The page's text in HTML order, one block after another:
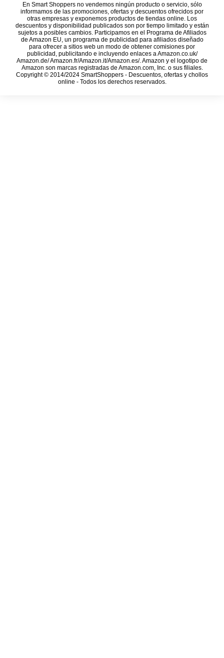
En Smart Shoppers no vendemos ningún producto o servicio, sólo
informamos de las promociones, ofertas y descuentos ofrecidos por
otras empresas y exponemos productos de tiendas online. Los
descuentos y disponibilidad publicados son por tiempo limitado y están
sujetos a posibles cambios. Participamos en el Programa de Afiliados
de Amazon EU, un programa de publicidad para afiliados diseñado
para ofrecer a sitios web un modo de obtener comisiones por
publicidad, publicitando e incluyendo enlaces a Amazon.co.uk/
Amazon.de/ Amazon.fr/Amazon.it/Amazon.es/. Amazon y el logotipo de
Amazon son marcas registradas de Amazon.com, Inc. o sus filiales.
Copyright © 2014/2024 SmartShoppers - Descuentos, ofertas y chollos
online - Todos los derechos reservados.